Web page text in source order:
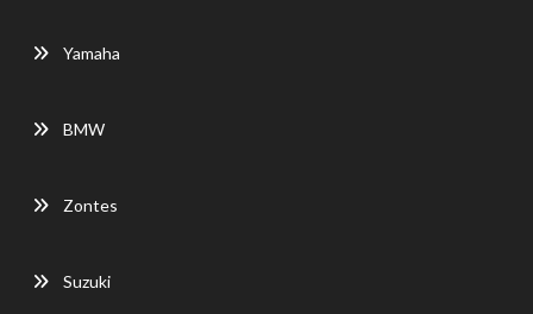
Yamaha
BMW
Zontes
Suzuki